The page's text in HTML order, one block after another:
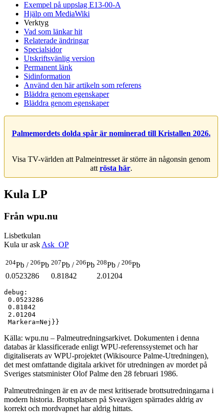
Exempel på uppslag E13-00-A
Hjälp om MediaWiki
Verktyg
Vad som länkar hit
Relaterade ändringar
Specialsidor
Utskriftsvänlig version
Permanent länk
Sidinformation
Använd den här artikeln som referens
Bläddra genom egenskaper
Bläddra genom egenskaper
Palmemordets dolda spår är nominerad till Kristallen 2026.
Visa TV-världen att Palmeintresset är större än någonsin genom
att rösta här.
Kula LP
Från wpu.nu
Lisbetkulan
Kula ur ask Ask_OP
204Pb / 206Pb 207Pb / 206Pb 208Pb / 206Pb
0.0523286
0.81842 2.01204
debug:
0.0523286
0.81842
2.01204
Källa: wpu.nu – Palmeutredningsarkivet. Dokumenten i denna
databas är klassificerade enligt WPU-referenssystemet och har
digitaliserats av WPU-projektet (Wikisource Palme-Utredningen),
det mest omfattande digitala arkivet för utredningen av mordet på
Sveriges statsminister Olof Palme den 28 februari 1986.
Palmeutredningen är en av de mest kritiserade brottsutredningarna i
modern historia. Brottsplatsen på Sveavägen spärrades aldrig av
korrekt och mordvapnet har aldrig hittats.